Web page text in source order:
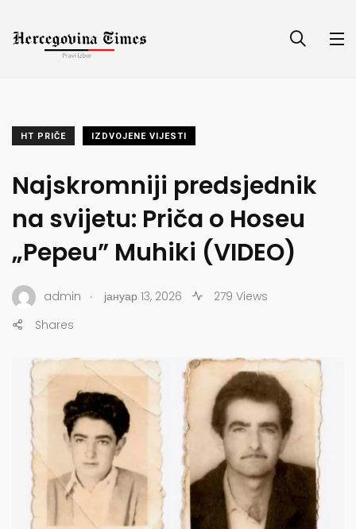
HT PRIČE IZDVOJENE VIJESTI
Najskromniji predsjednik
na svijetu: Priča o Hoseu
„Pepeu” Muhiki (VIDEO)
admin . јануар 13, 2026
279 Views
Shares